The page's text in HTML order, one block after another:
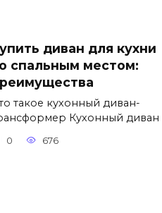
диван для кухни
спальным местом:
такое кухонный диван-
Кухонный диван
0 676